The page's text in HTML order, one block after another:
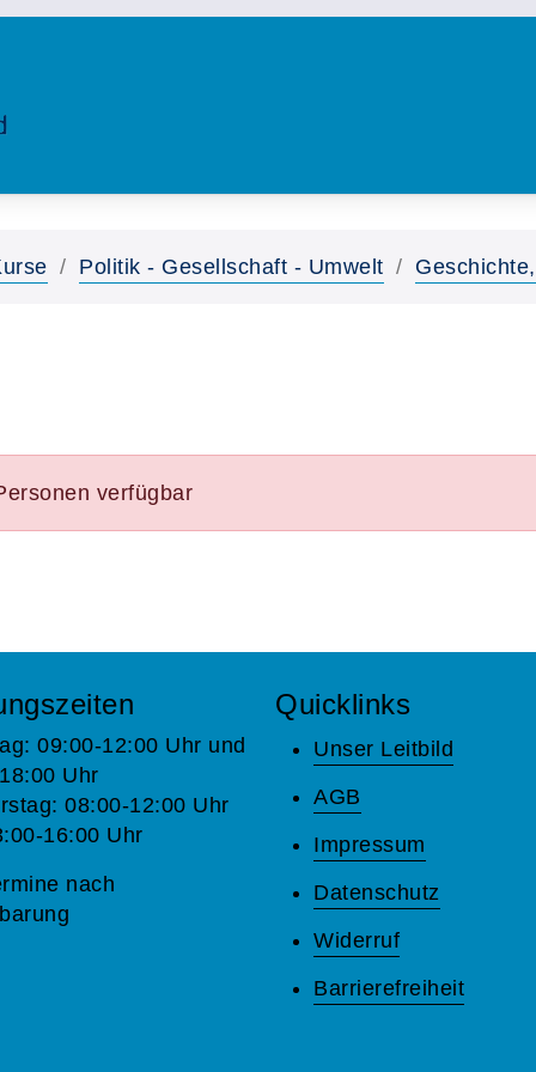
Politik - Gesellschaft - Umwelt
verfügbar
09:00-12:00 Uhr und
Uhr
08:00-12:00 Uhr
16:00 Uhr
nach
Quicklinks
Unser Leitbild
AGB
Impressum
Datenschutz
Widerruf
Barrierefreiheit